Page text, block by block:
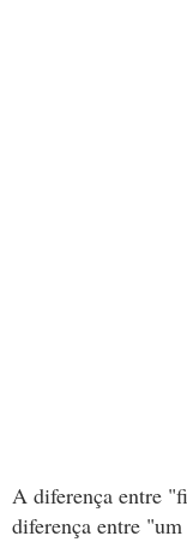
A diferença entre
diferença entre